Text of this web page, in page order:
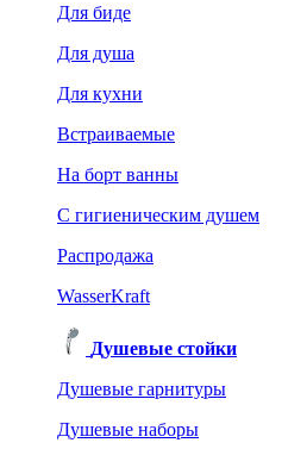
Для биде
Для душа
Для кухни
Встраиваемые
На борт ванны
C гигиеническим душем
Распродажа
WasserKraft
Душевые стойки
Душевые гарнитуры
Душевые наборы